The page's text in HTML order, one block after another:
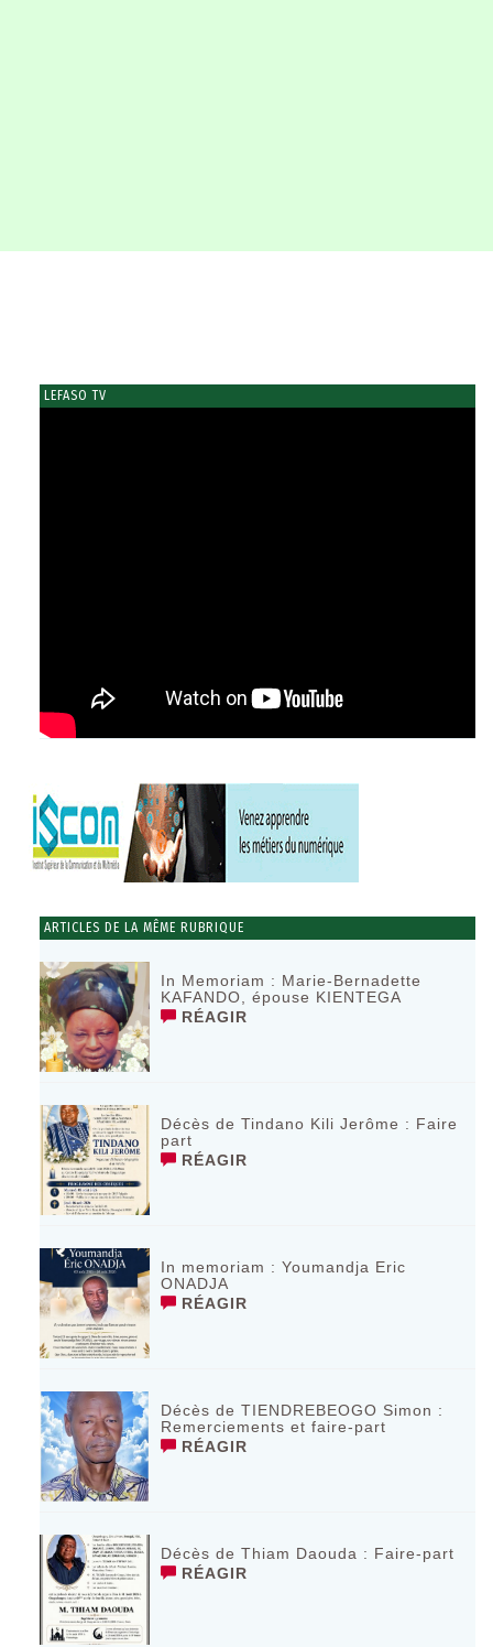
LEFASO TV
ARTICLES DE LA MÊME RUBRIQUE
In Memoriam : Marie-Bernadette
KAFANDO, épouse KIENTEGA
RÉAGIR
Décès de Tindano Kili Jerôme : Faire
part
RÉAGIR
In memoriam : Youmandja Eric
ONADJA
RÉAGIR
Décès de TIENDREBEOGO Simon :
Remerciements et faire-part
RÉAGIR
Décès de Thiam Daouda : Faire-part
RÉAGIR